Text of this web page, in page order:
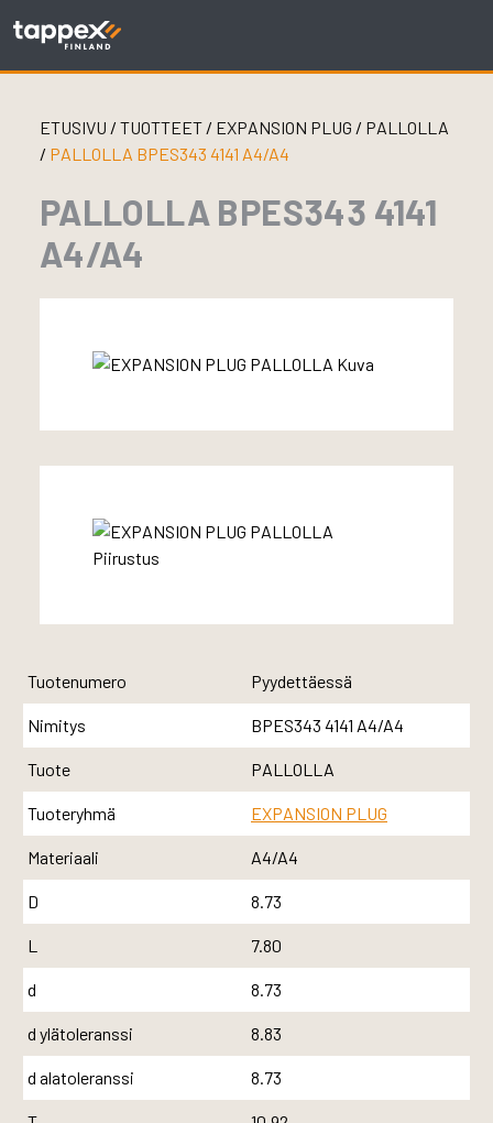
ETUSIVU / TUOTTEET/ EXPANSION PLUG / PALLOLLA
/ PALLOLLA BPES343 4141 A4/A4
PALLOLLA BPES343 4141
A4/A4
Tuotenumero Pyydettäessä
Nimitys BPES343 4141 A4/A4
Tuote PALLOLLA
Tuoteryhmä EXPANSION PLUG
Materiaali A4/A4
D 8.73
L 7.80
d 8.73
d ylätoleranssi 8.83
d alatoleranssi 8.73